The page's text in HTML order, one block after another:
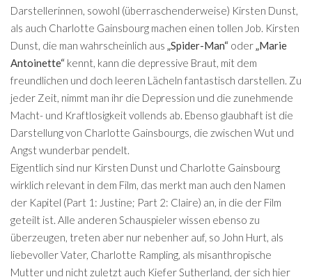
Darstellerinnen, sowohl (überraschenderweise) Kirsten Dunst,
als auch Charlotte Gainsbourg machen einen tollen Job. Kirsten
Dunst, die man wahrscheinlich aus „Spider-Man“ oder „Marie
Antoinette“ kennt, kann die depressive Braut, mit dem
freundlichen und doch leeren Lächeln fantastisch darstellen. Zu
jeder Zeit, nimmt man ihr die Depression und die zunehmende
Macht- und Kraftlosigkeit vollends ab. Ebenso glaubhaft ist die
Darstellung von Charlotte Gainsbourgs, die zwischen Wut und
Angst wunderbar pendelt.
Eigentlich sind nur Kirsten Dunst und Charlotte Gainsbourg
wirklich relevant in dem Film, das merkt man auch den Namen
der Kapitel (Part 1: Justine; Part 2: Claire) an, in die der Film
geteilt ist. Alle anderen Schauspieler wissen ebenso zu
überzeugen, treten aber nur nebenher auf, so John Hurt, als
liebevoller Vater, Charlotte Rampling, als misanthropische
Mutter und nicht zuletzt auch Kiefer Sutherland, der sich hier